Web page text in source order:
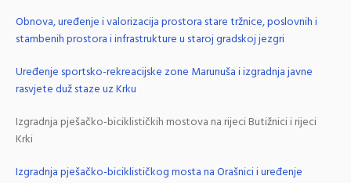
Obnova, uređenje i valorizacija prostora stare tržnice, poslovnih i
stambenih prostora i infrastrukture u staroj gradskoj jezgri
Uređenje sportsko-rekreacijske zone Marunuša i izgradnja javne
rasvjete duž staze uz Krku
Izgradnja pješačko-biciklističkih mostova na rijeci Butižnici i rijeci
Krki
Izgradnja pješačko-biciklističkog mosta na Orašnici i uređenje